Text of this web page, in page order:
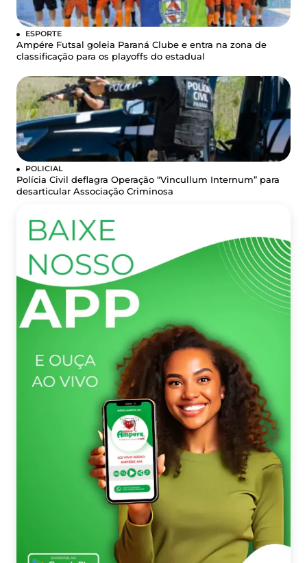
ESPORTE
Ampére Futsal goleia Paraná Clube e entra na zona de
classificação para os playoffs do estadual
POLICIAL
Polícia Civil deflagra Operação “Vincullum Internum” para
desarticular Associação Criminosa